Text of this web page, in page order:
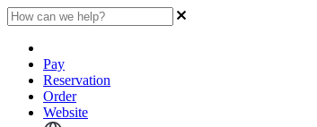
Pay
Reservation
Order
Website